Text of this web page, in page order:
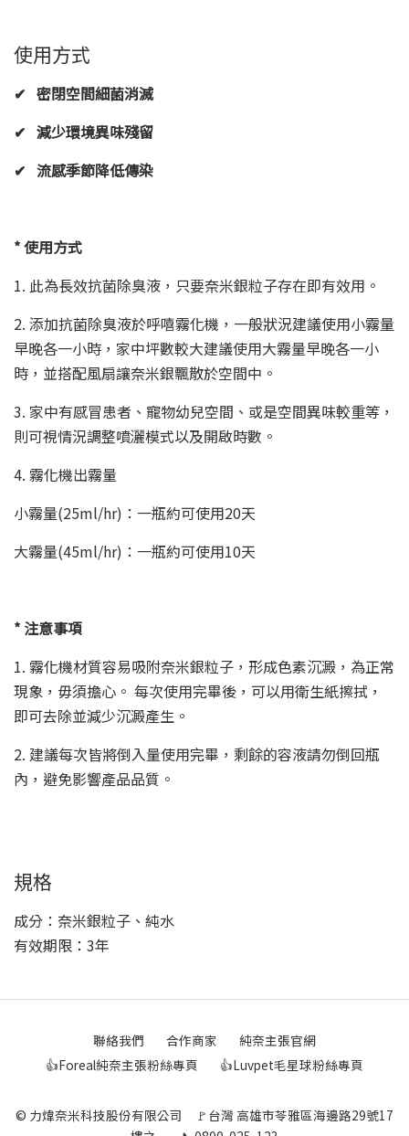
使用方式
✔ 密閉空間細菌消滅
✔ 減少環境異味殘留
✔ 流感季節降低傳染
*使用方式
1. 此為長效抗菌除臭液，只要奈米銀粒子存在即有效用。
2. 添加抗菌除臭液於呼嘻霧化機，一般狀況建議使用小霧量
早晚各一小時，家中坪數較大建議使用大霧量早晚各一小
時，並搭配風扇讓奈米銀飄散於空間中。
3. 家中有感冒患者、寵物幼兒空間、或是空間異味較重等，
則可視情況調整噴灑模式以及開啟時數。
4. 霧化機出霧量
小霧量(25ml/hr)：一瓶約可使用20天
大霧量(45ml/hr)：一瓶約可使用10天
* 注意事項
1. 霧化機材質容易吸附奈米銀粒子，形成色素沉澱，為正常
現象，毋須擔心。 每次使用完畢後，可以用衛生紙擦拭，
即可去除並減少沉澱產生。
2. 建議每次皆將倒入量使用完畢，剩餘的容液請勿倒回瓶
內，避免影響產品品質。
規格
成分：奈米銀粒子、純水
有效期限：3年
聯絡我們 合作商家
純奈主張官網
👍Foreal純奈主張粉絲專頁
👍Luvpet毛星球粉絲專頁
© 力煒奈米科技股份有限公司 🚩台灣 高雄市苓雅區海邊路29號17